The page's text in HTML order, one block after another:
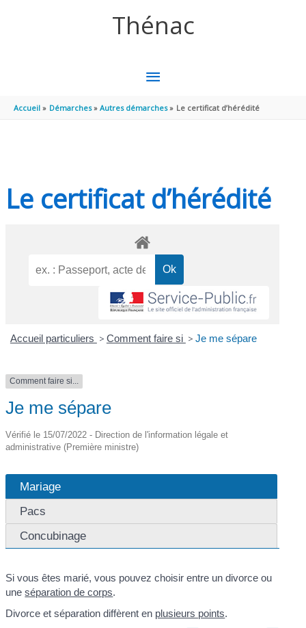
Thénac
MENU
PRINCIPAL
Accueil Démarches Autres démarches Le certificat d’hérédité
Le certificat d’hérédité
Accueil particuliers > Comment faire si > Je me sépare
Comment faire si...
Je me sépare
Vérifié le 15/07/2022 - Direction de l'information légale et
administrative (Première ministre)
Mariage
Pacs
Concubinage
Si vous êtes marié, vous pouvez choisir entre un divorce ou
uneséparation de corps.
Divorce et séparation diffèrent en plusieurs points.